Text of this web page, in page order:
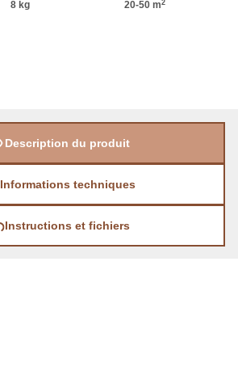
8 kg
20-50 m2
Description du produit
Informations techniques
Instructions et fichiers